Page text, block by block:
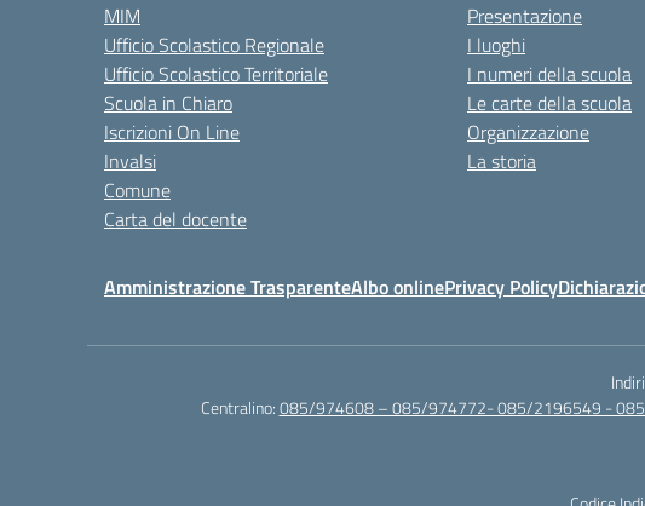
MIM
Ufficio Scolastico Regionale
Ufficio Scolastico Territoriale
Scuola in Chiaro
Iscrizioni On Line
Invalsi
Comune
Carta del docente
Presentazione
I luoghi
I numeri della scuola
Le carte della scuola
Organizzazione
La storia
Amministrazione TrasparenteAlbo onlinePrivacy Policy
Centralino:085/974608 – 085/974772- 085/2196549 -